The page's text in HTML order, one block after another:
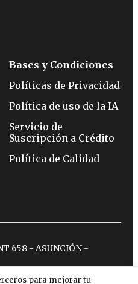
para mejorar tu
Bases y Condiciones
Políticas de Privacidad
Política de uso de la IA
Servicio de
Suscripción a Crédito
Política de Calidad
658 - ASUNCIÓN -